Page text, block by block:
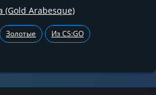
(Gold Arabesque)
Золотые Из CS:GO